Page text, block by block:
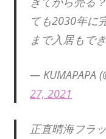
ても2030年に
まで入居もで
— KUMAPAPA
27, 2021
正直晴海フラ